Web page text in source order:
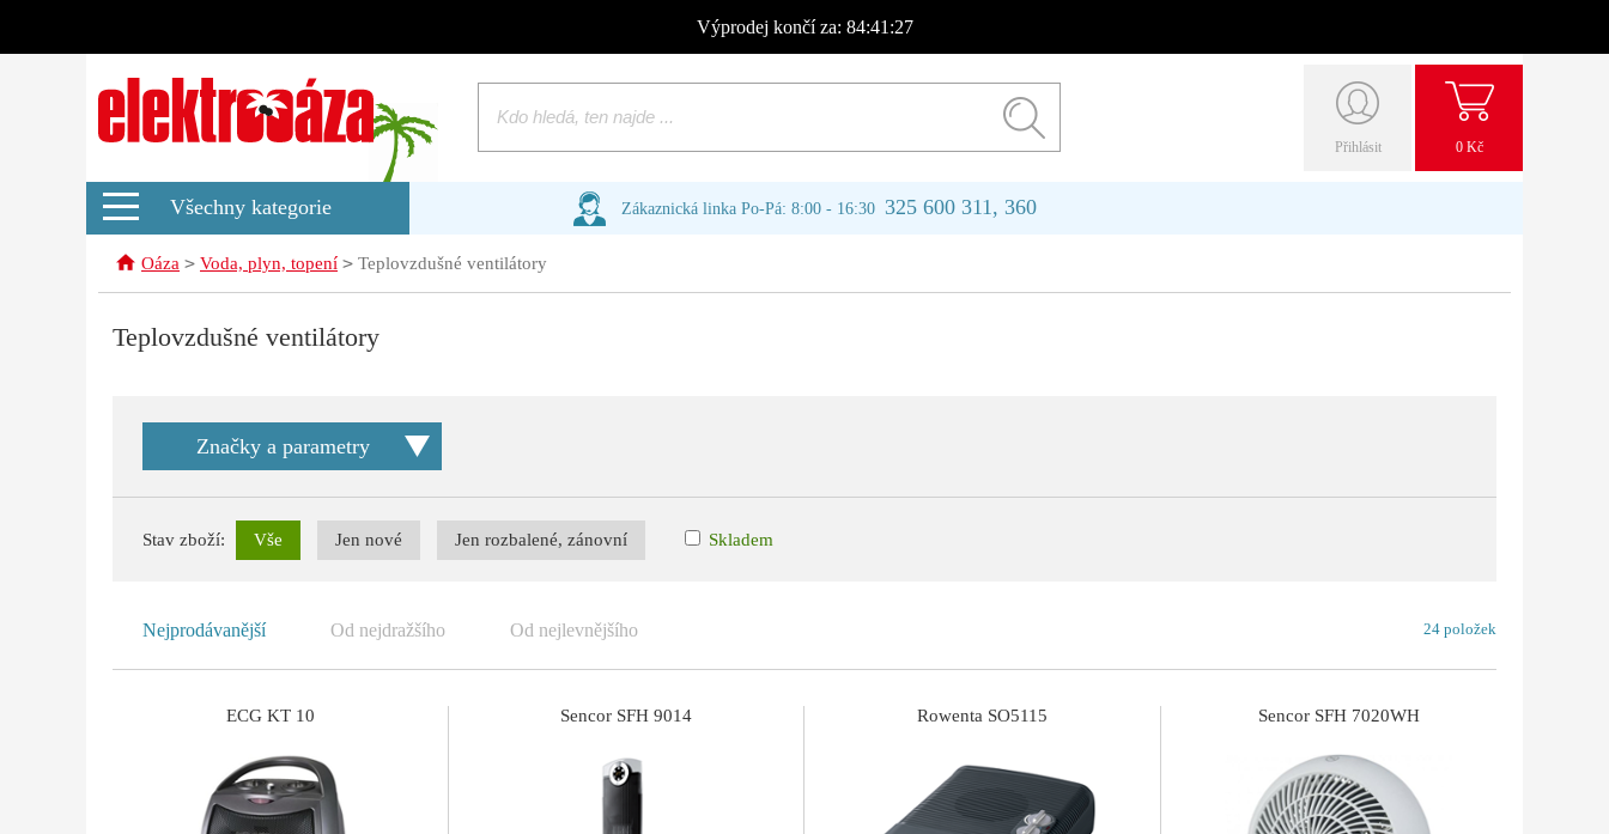
Výprodej končí za: 84:41:27
Přihlásit 0 Kč
Všechny kategorie Zákaznická linka Po-Pá: 8:00 - 16:30 325 600 311, 360
Oáza > Voda, plyn, topení > Teplovzdušné ventilátory
Teplovzdušné ventilátory
Značky a parametry
Stav zboží: Vše Jen nové Jen rozbalené, zánovní Skladem
Nejprodávanější Od nejdražšího Od nejlevnějšího 24 položek
ECG KT 10 Sencor SFH 9014 Rowenta SO5115 Sencor SFH 7020WH